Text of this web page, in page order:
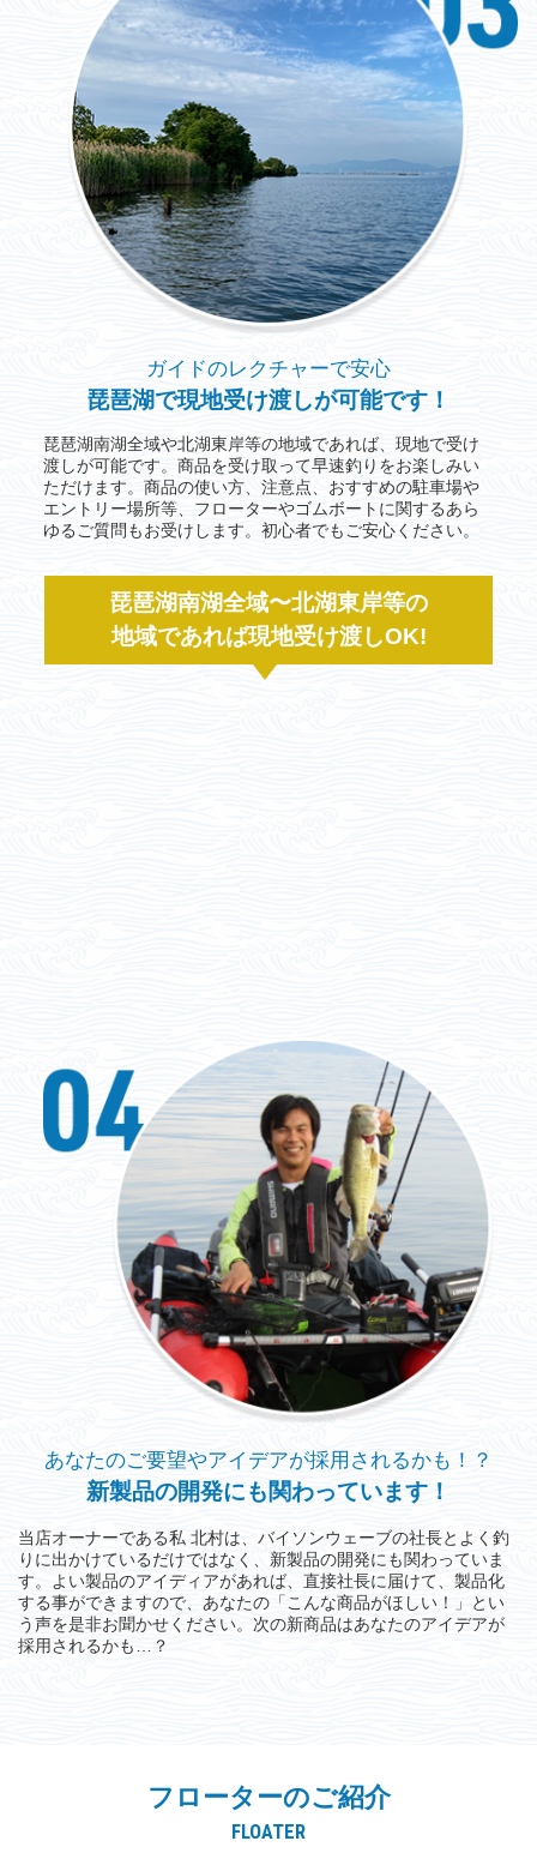
ガイドのレクチャーで安心
琵琶湖で現地受け渡しが可能です！
琵琶湖南湖全域や北湖東岸等の地域であれば、現地で受け
渡しが可能です。商品を受け取って早速釣りをお楽しみい
ただけます。商品の使い方、注意点、おすすめの駐車場や
エントリー場所等、フローターやゴムボートに関するあら
ゆるご質問もお受けします。初心者でもご安心ください。
琵琶湖南湖全域〜北湖東岸等の
地域であれば現地受け渡しOK!
あなたのご要望やアイデアが採用されるかも！？
新製品の開発にも関わっています！
当店オーナーである私 北村は、バイソンウェーブの社長とよく釣
りに出かけているだけではなく、新製品の開発にも関わっていま
す。よい製品のアイディアがあれば、直接社長に届けて、製品化
する事ができますので、あなたの「こんな商品がほしい！」とい
う声を是非お聞かせください。次の新商品はあなたのアイデアが
採用されるかも…？
フローターのご紹介
FLOATER